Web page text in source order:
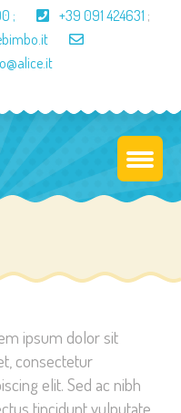
; +39 091 424631 ;
ipsum dolor sit
consectetur
elit. Sed ac nibh
tincidunt vulputate